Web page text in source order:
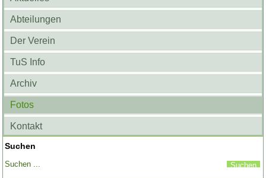
Abteilungen
Der Verein
TuS Info
Archiv
Fotos
Kontakt
Suchen